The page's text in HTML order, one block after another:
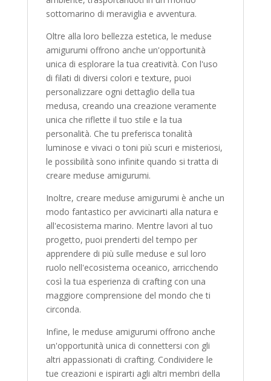
sottomarino di meraviglia e avventura.
Oltre alla loro bellezza estetica, le meduse
amigurumi offrono anche un'opportunità
unica di esplorare la tua creatività. Con l'uso
di filati di diversi colori e texture, puoi
personalizzare ogni dettaglio della tua
medusa, creando una creazione veramente
unica che riflette il tuo stile e la tua
personalità. Che tu preferisca tonalità
luminose e vivaci o toni più scuri e misteriosi,
le possibilità sono infinite quando si tratta di
creare meduse amigurumi.
Inoltre, creare meduse amigurumi è anche un
modo fantastico per avvicinarti alla natura e
all'ecosistema marino. Mentre lavori al tuo
progetto, puoi prenderti del tempo per
apprendere di più sulle meduse e sul loro
ruolo nell'ecosistema oceanico, arricchendo
così la tua esperienza di crafting con una
maggiore comprensione del mondo che ti
circonda.
Infine, le meduse amigurumi offrono anche
un'opportunità unica di connettersi con gli
altri appassionati di crafting. Condividere le
tue creazioni e ispirarti agli altri membri della